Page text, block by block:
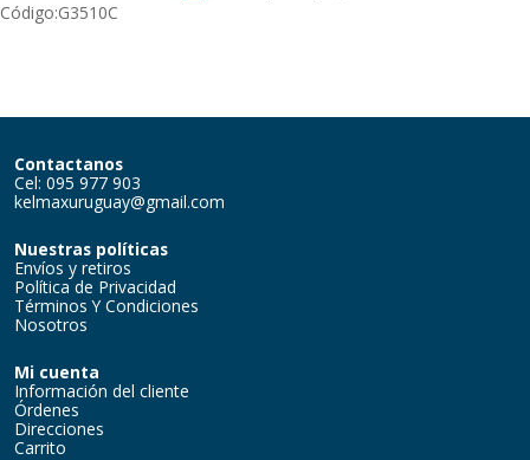
Código:G3510C
Contactanos
Cel: 095 977 903
kelmaxuruguay@gmail.com
Nuestras políticas
Envíos y retiros
Política de Privacidad
Términos Y Condiciones
Nosotros
Mi cuenta
Información del cliente
Órdenes
Direcciones
Carrito